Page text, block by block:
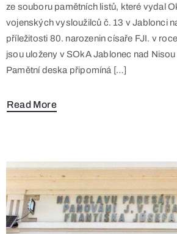
ze souboru pamětních listů, které vydal
vojenských vysloužilců č. 13 v Jablonci
příležitosti 80. narozenin císaře FJI. v
jsou uloženy v SOkA Jablonec nad
Pamětní deska připomíná […]
Read More